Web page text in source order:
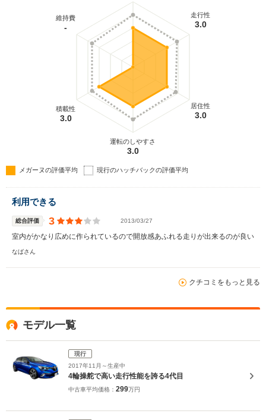
走行性
3.0
居住性
3.0
運転のしやすさ
3.0
積載性
3.0
維持費
-
メガーヌの評価平均 現行のハッチバックの評価平均
利用できる
総合評価 3 2013/03/27
室内がかなり広めに作られているので開放感あふれる走りが出来るのが良い
なばさん
クチコミをもっと見る
モデル一覧
現行
2017年11月～生産中
4輪操舵で高い走行性能を誇る4代目
中古車平均価格： 299万円